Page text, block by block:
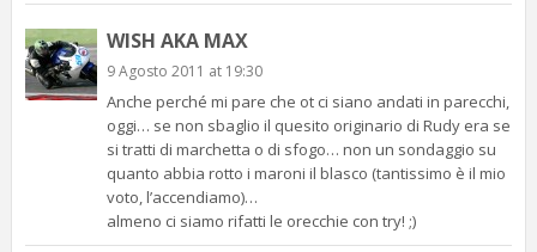
WISH AKA MAX
9 Agosto 2011 at 19:30
Anche perché mi pare che ot ci siano andati in parecchi,
oggi… se non sbaglio il quesito originario di Rudy era se
si tratti di marchetta o di sfogo… non un sondaggio su
quanto abbia rotto i maroni il blasco (tantissimo è il mio
voto, l’accendiamo)…
almeno ci siamo rifatti le orecchie con try! ;)